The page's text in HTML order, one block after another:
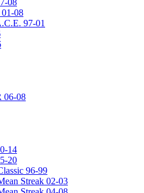
08
08
97-01
06-08
14
20
96-99
Streak 02-03